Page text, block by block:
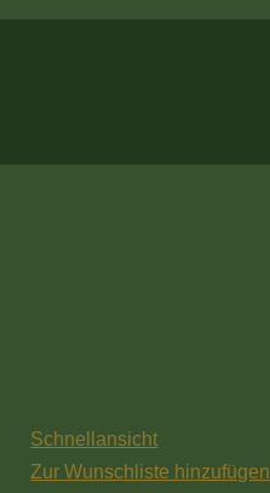
Schnellansicht
Zur Wunschliste hinzufügen